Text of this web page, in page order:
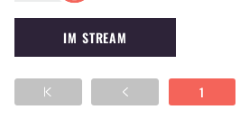
dass er im
einzige Held im
IM STREAM
1